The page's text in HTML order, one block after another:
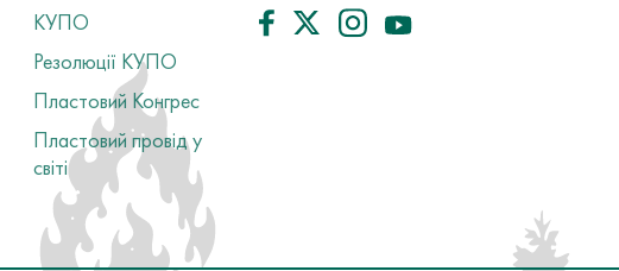
КУПО
Резолюції КУПО
Пластовий Конгрес
Пластовий провід у
світі